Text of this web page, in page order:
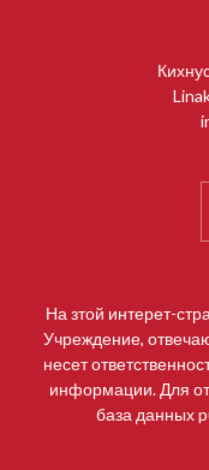
На зтой интерет-
Учреждение,
несет
информации. Для
база данных